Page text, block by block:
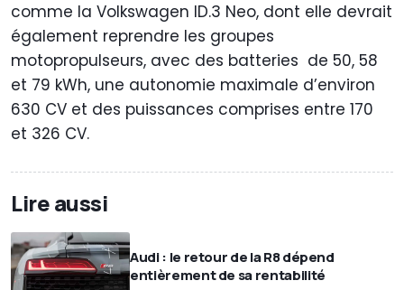
comme la Volkswagen ID.3 Neo, dont elle devrait
également reprendre les groupes
motopropulseurs, avec des batteries de 50, 58
et 79 kWh, une autonomie maximale d’environ
630 CV et des puissances comprises entre 170
et 326 CV.
Lire aussi
Audi : le retour de la R8 dépend
entièrement de sa rentabilité